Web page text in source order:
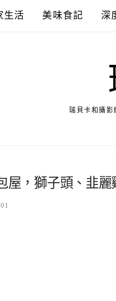
生活 美味食記 深
瑞貝卡和攝影
屋，獅子頭、韭